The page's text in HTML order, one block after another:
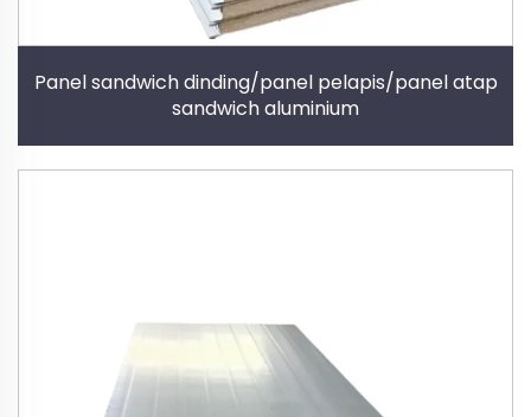
Panel sandwich dinding/panel pelapis/panel atap
sandwich aluminium